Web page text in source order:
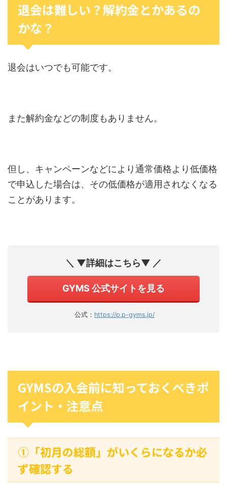
退会は難しい？解約金とかあるの
かな？
退会はいつでも可能です。
また解約金などの制度もありません。
但し、キャンペーンなどにより通常価格より低価格
で申込した場合は、その低価格が適用されなくなる
ことがあります。
＼ ▼詳細はこちら▼ ／
GYMS 公式サイトを見る
公式： https://p.p-gyms.jp/
GYMSの入会前に知っておくべきポ
イント・注意点
①「初月の総額」がいくらになるか必
ず確認する